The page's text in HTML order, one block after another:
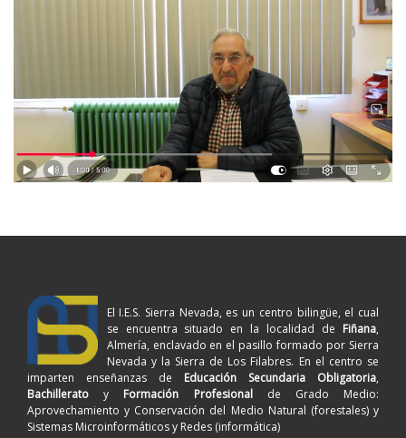
El I.E.S. Sierra Nevada, es un centro bilingüe, el cual
se encuentra situado en la localidad de Fiñana,
Almería, enclavado en el pasillo formado por Sierra
Nevada y la Sierra de Los Filabres. En el centro se
imparten enseñanzas de Educación Secundaria Obligatoria,
Bachillerato y Formación Profesionalde Grado Medio:
Aprovechamiento y Conservación del Medio Natural (forestales) y
Sistemas Microinformáticos y Redes (informática)